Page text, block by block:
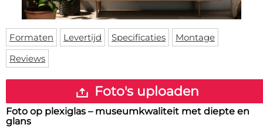
Deurmat
Vloermat
Skateboard deck
Over ons
Levertijden
Inloggen
WhatsApp
Formaten Levertijd Specificaties
Montage
Reviews
Foto's uploaden
Foto op plexiglas – museumkwaliteit met diepte en
glans